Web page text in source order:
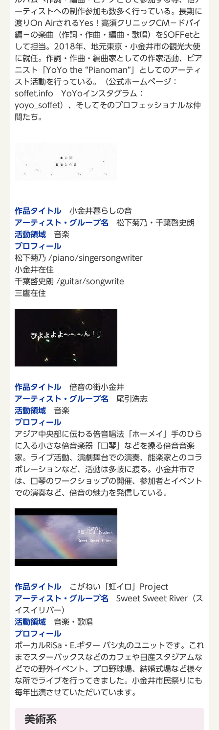
ーティストへの制作参加も数多く行っている。長期に
渡りOn AirされるYes！高須クリニックCM－ドバイ
編－の楽曲（作詞・作曲・編曲・歌唱）をSOFFetと
して担当。2018年、地元東京・小金井市の観光大使
に就任。作詞・作曲・編曲家としての作家活動、ピア
ニスト「YoYo the “Pianoman”」としてのアーティ
スト活動を行っている。（公式ホームページ：
soffet.info YoYoインスタグラム：
yoyo_soffet）、そしてそのプロフェッショナルな仲
間たち。
作品タイトル 小金井暮らしの音
アーティスト・グループ名 松下菊乃・千葉啓史朗
活動領域 音楽
プロフィール
松下菊乃 /piano/singersongwriter
小金井在住
千葉啓史朗 /guitar/songwrite
三鷹在住
作品タイトル 倍音の街小金井
アーティスト・グループ名 尾引浩志
活動領域 音楽
プロフィール
アジア中央部に伝わる倍音唱法「ホーメイ」手のひら
に入る小さな倍音楽器「口琴」などを操る倍音音楽
家。ライブ活動、演劇舞台での演奏、能楽家とのコラ
ボレーションなど、活動は多岐に渡る。小金井市で
は、口琴のワークショップの開催、参加者とイベント
での演奏など、倍音の魅力を発信している。
作品タイトル
こがねい「虹イロ」Project
アーティスト・グループ名 Sweet Sweet River（ス
イスイリバー）
活動領域 音楽・歌唱
プロフィール
ボーカルRiSa・E.ギター バシ丸のユニットです。これ
までスターバックスなどのカフェや日産スタジアムな
どでの野外イベント、プロ野球場、結婚式場など様々
な所でライブを行ってきました。小金井市民祭りにも
毎年出演させていただいています。
美術系